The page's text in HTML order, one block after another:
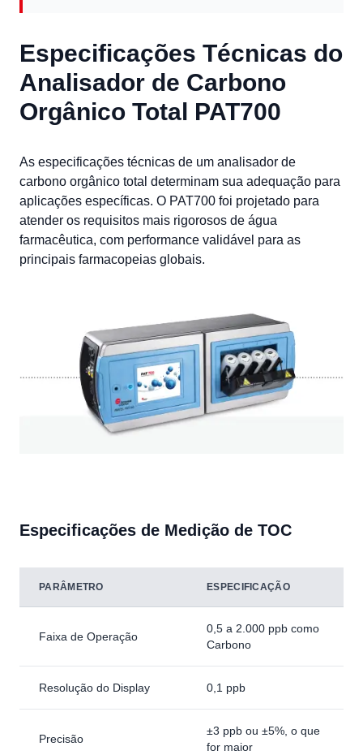
Especificações Técnicas do
Analisador de Carbono
Orgânico Total PAT700
As especificações técnicas de um analisador de
carbono orgânico total determinam sua adequação para
aplicações específicas. O PAT700 foi projetado para
atender os requisitos mais rigorosos de água
farmacêutica, com performance validável para as
principais farmacopeias globais.
Especificações de Medição de TOC
PARÂMETRO ESPECIFICAÇÃO
Faixa de Operação
0,5 a 2.000 ppb como
Carbono
Resolução do Display 0,1 ppb
Precisão
±3 ppb ou ±5%, o que
for maior